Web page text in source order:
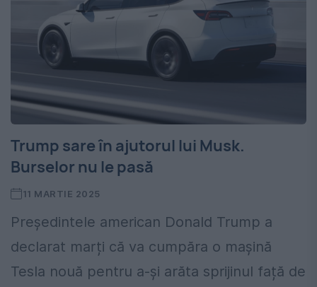
Trump sare în ajutorul lui Musk.
Burselor nu le pasă
11 MARTIE 2025
Președintele american Donald Trump a
declarat marți că va cumpăra o mașină
Tesla nouă pentru a-și arăta sprijinul față de